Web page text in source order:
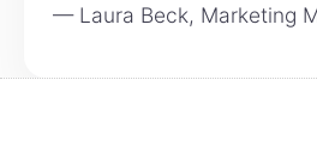
— Laura Beck, Marketing